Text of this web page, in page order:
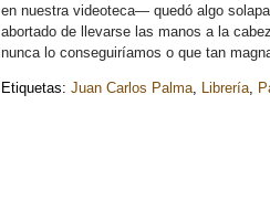
en nuestra videoteca— quedó algo
abortado de llevarse las manos a la
nunca lo conseguiríamos o que tan
Etiquetas: Juan Carlos Palma, Librería,